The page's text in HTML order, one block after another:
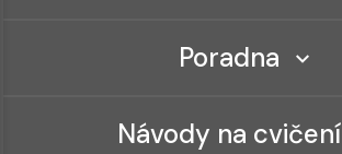
Poradna
Návody na cvičení